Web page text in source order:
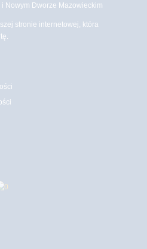
Nowym Dworze Mazowieckim
stronie internetowej, która